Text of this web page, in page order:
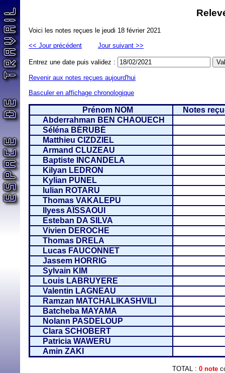
Voici les notes reçues le jeudi 18 février 2021
<< Jour précédent
Jour suivant >>
Entrez une date puis validez :
Revenir aux notes reçues aujourd'hui
Basculer en affichage chronologique
Prénom NOM
Notes
Abderrahman BEN CHAOUECH
Séléna BÉRUBÉ
Matthieu CIZDZIEL
Armand CLUZEAU
Baptiste INCANDELA
Kilyan LEDRON
Kylian PUNEL
Iulian ROTARU
Thomas VAKALEPU
Ilyess AÏSSAOUI
Esteban DA SILVA
Vivien DEROCHE
Thomas DRELA
Lucas FAUCONNET
Jassem HORRIG
Sylvain KIM
Louis LABRUYERE
Valentin LAGNEAU
Ramzan MATCHALIKASHVILI
Batcheba MAYAMA
Nolann PASDELOUP
Clara SCHOBERT
Patricia WAWERU
Amin ZAKI
TOTAL : 0 note